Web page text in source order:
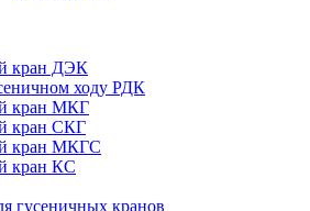
кран ДЭК
ходу РДК
кран МКГ
кран СКГ
кран МКГС
кран КС
гусеничных кранов